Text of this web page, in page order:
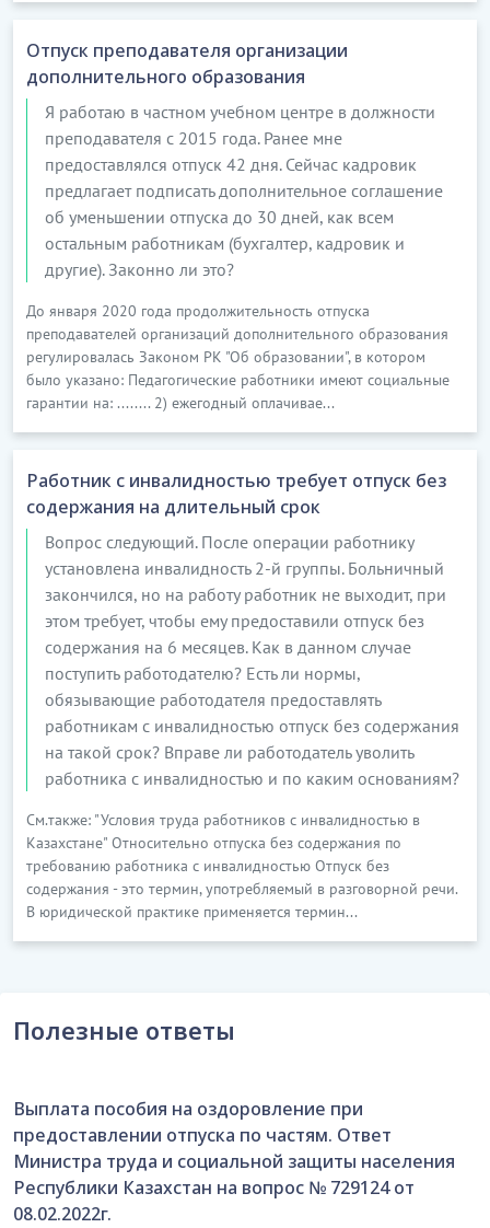
Отпуск преподавателя организации
дополнительного образования
Я работаю в частном учебном центре в должности
преподавателя с 2015 года. Ранее мне
предоставлялся отпуск 42 дня. Сейчас кадровик
предлагает подписать дополнительное соглашение
об уменьшении отпуска до 30 дней, как всем
остальным работникам (бухгалтер, кадровик и
другие). Законно ли это?
До января 2020 года продолжительность отпуска
преподавателей организаций дополнительного образования
регулировалась Законом РК "Об образовании", в котором
было указано: Педагогические работники имеют социальные
гарантии на: ........ 2) ежегодный оплачивае...
Работник с инвалидностью требует отпуск без
содержания на длительный срок
Вопрос следующий. После операции работнику
установлена инвалидность 2-й группы. Больничный
закончился, но на работу работник не выходит, при
этом требует, чтобы ему предоставили отпуск без
содержания на 6 месяцев. Как в данном случае
поступить работодателю? Есть ли нормы,
обязывающие работодателя предоставлять
работникам с инвалидностью отпуск без содержания
на такой срок? Вправе ли работодатель уволить
работника с инвалидностью и по каким основаниям?
См.также: "Условия труда работников с инвалидностью в
Казахстане" Относительно отпуска без содержания по
требованию работника с инвалидностью Отпуск без
содержания - это термин, употребляемый в разговорной речи.
В юридической практике применяется термин...
Полезные ответы
Выплата пособия на оздоровление при
предоставлении отпуска по частям. Ответ
Министра труда и социальной защиты населения
Республики Казахстан на вопрос № 729124 от
08.02.2022г.